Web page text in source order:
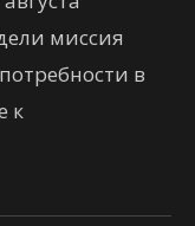
миссия
в
к